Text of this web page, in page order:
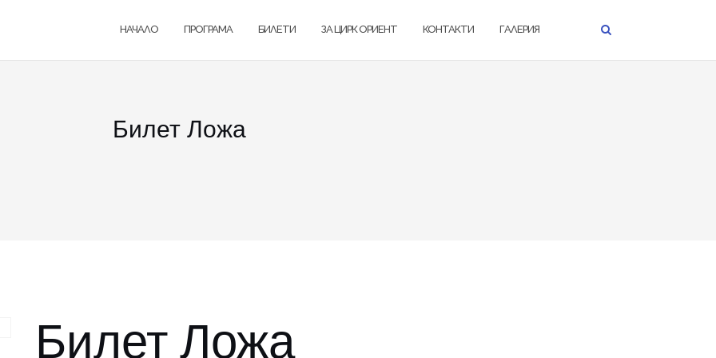
НАЧАЛО ПРОГРАМА БИЛЕТИ ЗА ЦИРК ОРИЕНТ КОНТАКТИ ГАЛЕРИЯ
Билет Ложа
Билет Ложа